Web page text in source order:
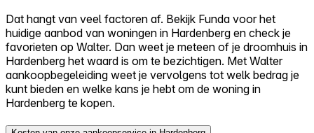
Dat hangt van veel factoren af. Bekijk Funda voor het
huidige aanbod van woningen in Hardenberg en check je
favorieten op Walter. Dan weet je meteen of je droomhuis in
Hardenberg het waard is om te bezichtigen. Met Walter
aankoopbegeleiding weet je vervolgens tot welk bedrag je
kunt bieden en welke kans je hebt om de woning in
Hardenberg te kopen.